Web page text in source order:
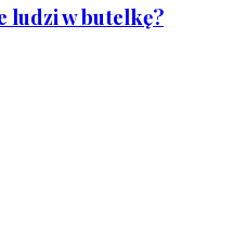
ludzi w butelkę?